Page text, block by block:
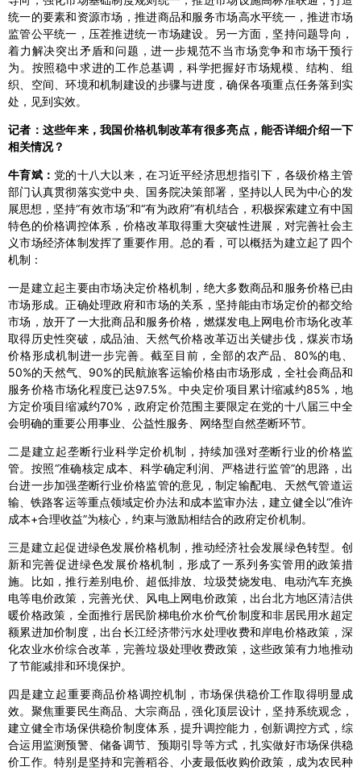
统一的要素和资源市场，推进商品和服务市场高水平统一，推进市场
监管公平统一，压茬推进统一市场建设。另一方面，坚持问题导向，
着力解决突出矛盾和问题，进一步规范不当市场竞争和市场干预行
为。按照稳中求进的工作总基调，科学把握好市场规模、结构、组
织、空间、环境和机制建设的步骤与进度，确保各项重点任务落到实
处，见到实效。
记者：这些年来，我国价格机制改革有很多亮点，能否详细介绍一下
相关情况？
牛育斌： 党的十八大以来，在习近平经济思想指引下，各级价格主管
部门认真贯彻落实党中央、国务院决策部署，坚持以人民为中心的发
展思想，坚持“有效市场”和“有为政府”有机结合，积极探索建立有中国
特色的价格调控体系，价格改革取得重大突破性进展，对完善社会主
义市场经济体制发挥了重要作用。总的看，可以概括为建立起了四个
机制：
一是建立起主要由市场决定价格机制，绝大多数商品和服务价格已由
市场形成。正确处理政府和市场的关系，坚持能由市场定价的都交给
市场，放开了一大批商品和服务价格，燃煤发电上网电价市场化改革
取得历史性突破，成品油、天然气价格改革迈出关键步伐，煤炭市场
价格形成机制进一步完善。截至目前，全部的农产品、80%的电、
50%的天然气、90%的民航旅客运输价格由市场形成，全社会商品和
服务价格市场化程度已达97.5%。中央定价项目累计缩减约85%，地
方定价项目缩减约70%，政府定价范围主要限定在党的十八届三中全
会明确的重要公用事业、公益性服务、网络型自然垄断环节。
二是建立起垄断行业科学定价机制，持续加强对垄断行业的价格监
管。按照“准确核定成本、科学确定利润、严格进行监管”的思路，出
台进一步加强垄断行业价格监管的意见，制定输配电、天然气管道运
输、铁路客运等重点领域定价办法和成本监审办法，建立健全以“准许
成本+合理收益”为核心，约束与激励相结合的政府定价机制。
三是建立起促进绿色发展价格机制，推动经济社会发展绿色转型。创
新和完善促进绿色发展价格机制，形成了一系列务实管用的政策措
施。比如，推行差别电价、超低排放、垃圾焚烧发电、电动汽车充换
电等电价政策，完善光伏、风电上网电价政策，出台北方地区清洁供
暖价格政策，全面推行居民阶梯电价水价气价制度和非居民用水超定
额累进加价制度，出台长江经济带污水处理收费和岸电价格政策，深
化农业水价综合改革，完善垃圾处理收费政策，这些政策有力地推动
了节能减排和环境保护。
四是建立起重要商品价格调控机制，市场保供稳价工作取得明显成
效。聚焦重要民生商品、大宗商品，强化顶层设计，坚持系统观念，
建立健全市场保供稳价制度体系，提升调控能力，创新调控方式，综
合运用监测预警、储备调节、预期引导等方式，扎实做好市场保供稳
价工作。特别是坚持和完善稻谷、小麦最低收购价政策，成为农民种